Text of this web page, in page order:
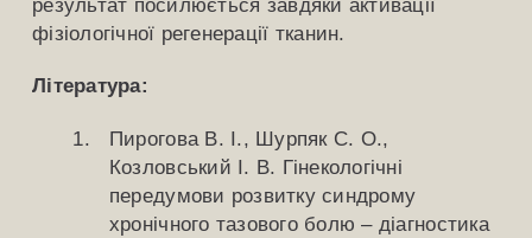
фізіологічної регенерації тканин.
Література:
Пирогова В. І., Шурпяк С. О.,
Козловський І. В. Гінекологічні
передумови розвитку синдрому
хронічного тазового болю – діагностика